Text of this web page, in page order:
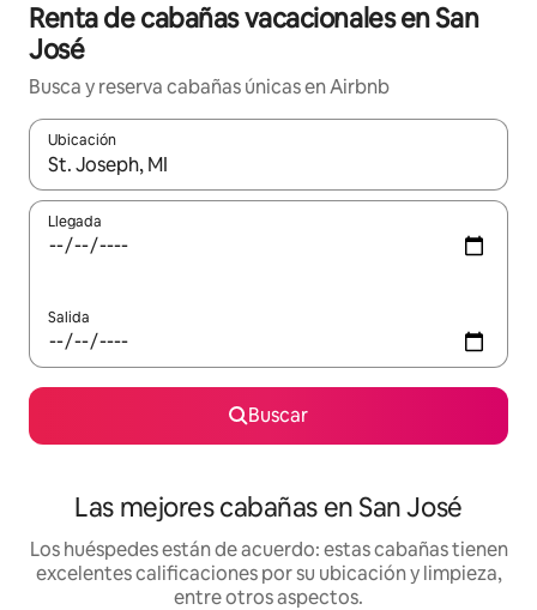
Renta de cabañas vacacionales en San
José
Busca y reserva cabañas únicas en Airbnb
Ubicación
Cuando los resultados estén disponibles, podrás navegar
Llegada
Salida
Buscar
Las mejores cabañas en San José
Los huéspedes están de acuerdo: estas cabañas tienen
excelentes calificaciones por su ubicación y limpieza,
entre otros aspectos.